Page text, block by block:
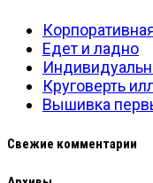
Едет и ладно
Круговерть
Вышивка
Свежие комментарии